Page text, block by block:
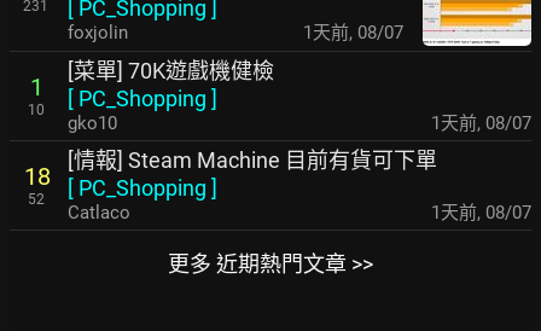
231
[ PC_Shopping ]
foxjolin 1天前, 08/07
1
10
[菜單] 70K遊戲機健檢
[ PC_Shopping ]
gko10 1天前, 08/07
18
52
[情報] Steam Machine 目前有貨可下單
[ PC_Shopping ]
Catlaco 1天前, 08/07
更多 近期熱門文章 >>